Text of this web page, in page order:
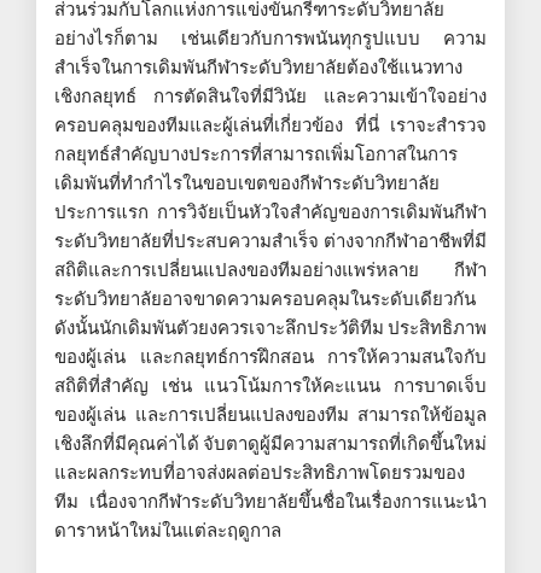
ส่วนร่วมกับโลกแห่งการแข่งขันกรีฑาระดับวิทยาลัย
อย่างไรก็ตาม เช่นเดียวกับการพนันทุกรูปแบบ ความ
สำเร็จในการเดิมพันกีฬาระดับวิทยาลัยต้องใช้แนวทาง
เชิงกลยุทธ์ การตัดสินใจที่มีวินัย และความเข้าใจอย่าง
ครอบคลุมของทีมและผู้เล่นที่เกี่ยวข้อง ที่นี่ เราจะสำรวจ
กลยุทธ์สำคัญบางประการที่สามารถเพิ่มโอกาสในการ
เดิมพันที่ทำกำไรในขอบเขตของกีฬาระดับวิทยาลัย
ประการแรก การวิจัยเป็นหัวใจสำคัญของการเดิมพันกีฬา
ระดับวิทยาลัยที่ประสบความสำเร็จ ต่างจากกีฬาอาชีพที่มี
สถิติและการเปลี่ยนแปลงของทีมอย่างแพร่หลาย กีฬา
ระดับวิทยาลัยอาจขาดความครอบคลุมในระดับเดียวกัน
ดังนั้นนักเดิมพันตัวยงควรเจาะลึกประวัติทีม ประสิทธิภาพ
ของผู้เล่น และกลยุทธ์การฝึกสอน การให้ความสนใจกับ
สถิติที่สำคัญ เช่น แนวโน้มการให้คะแนน การบาดเจ็บ
ของผู้เล่น และการเปลี่ยนแปลงของทีม สามารถให้ข้อมูล
เชิงลึกที่มีคุณค่าได้ จับตาดูผู้มีความสามารถที่เกิดขึ้นใหม่
และผลกระทบที่อาจส่งผลต่อประสิทธิภาพโดยรวมของ
ทีม เนื่องจากกีฬาระดับวิทยาลัยขึ้นชื่อในเรื่องการแนะนำ
ดาราหน้าใหม่ในแต่ละฤดูกาล